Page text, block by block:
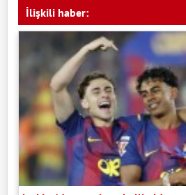
İlişkili haber: